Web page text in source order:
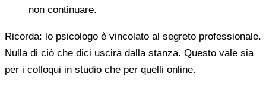
non continuare.
Ricorda: lo psicologo è vincolato al segreto professionale.
Nulla di ciò che dici uscirà dalla stanza. Questo vale sia
per i colloqui in studio che per quelli online.